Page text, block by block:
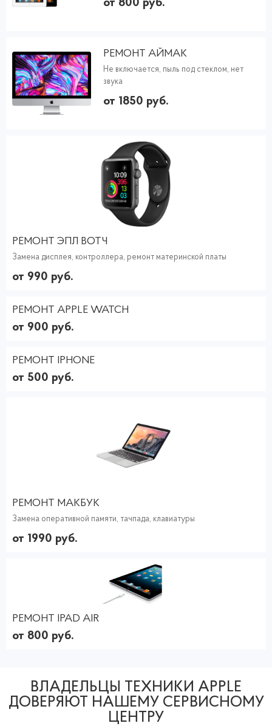
от 800 руб.
РЕМОНТ АЙМАК
Не включается, пыль под стеклом, нет
звука
от 1850 руб.
РЕМОНТ ЭПЛ ВОТЧ
Замена дисплея, контроллера, ремонт материнской платы
от 990 руб.
РЕМОНТ APPLE WATCH
от 900 руб.
РЕМОНТ IPHONE
от 500 руб.
РЕМОНТ МАКБУК
Замена оперативной памяти, тачпада, клавиатуры
от 1990 руб.
РЕМОНТ IPAD AIR
от 800 руб.
ВЛАДЕЛЬЦЫ ТЕХНИКИ APPLE
ДОВЕРЯЮТ НАШЕМУ СЕРВИСНОМУ
ЦЕНТРУ